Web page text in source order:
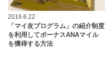
2016.6.22
「マイ友プログラム」の紹介制度
を利用してボーナスANAマイル
を獲得する方法